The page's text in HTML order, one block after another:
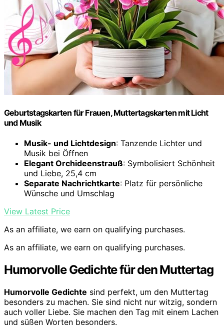
Geburtstagskarten für Frauen, Muttertagskarten mit Licht
und Musik
Musik- und Lichtdesign: Tanzende Lichter und
Musik bei Öffnen
Elegant Orchideenstrauß: Symbolisiert Schönheit
und Liebe, 25,4 cm
Separate Nachrichtkarte: Platz für persönliche
Wünsche und Umschlag
View Latest Price
As an affiliate, we earn on qualifying purchases.
As an affiliate, we earn on qualifying purchases.
Humorvolle Gedichte für den Muttertag
Humorvolle Gedichte sind perfekt, um den Muttertag
besonders zu machen. Sie sind nicht nur witzig, sondern
auch voller Liebe. Sie machen den Tag mit einem Lachen
und süßen Worten besonders.